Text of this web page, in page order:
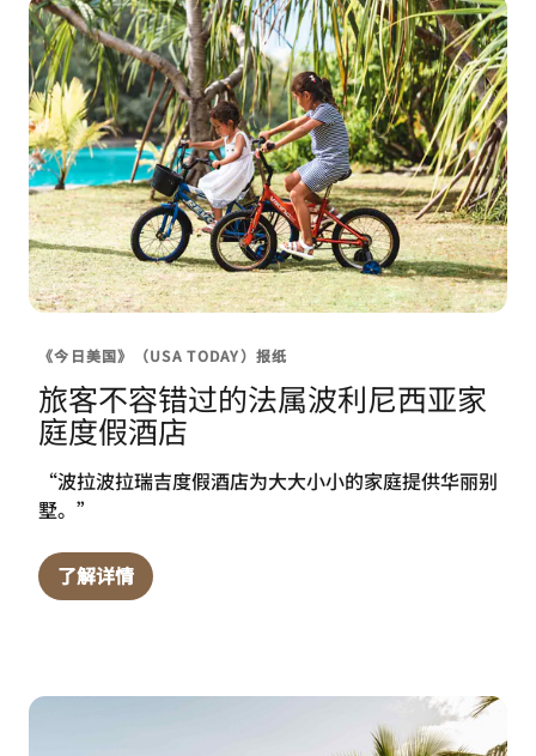
《今日美国》（USA TODAY）报纸
旅客不容错过的法属波利尼西亚家
庭度假酒店
“波拉波拉瑞吉度假酒店为大大小小的家庭提供华丽别
墅。”
了解详情